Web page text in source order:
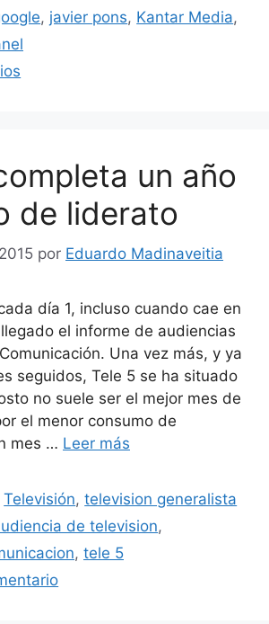
, javier pons, Kantar Media,
un año
de liderato
por Eduardo Madinaveitia
día 1, incluso cuando cae en
el informe de audiencias
Una vez más, y ya
seguidos, Tele 5 se ha situado
no suele ser el mejor mes de
el menor consumo de
mes … Leer más
Televisión,television generalista
de television,
, tele 5